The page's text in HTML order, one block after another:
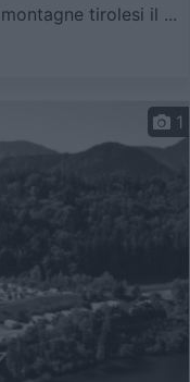
tirolesi il ...
1